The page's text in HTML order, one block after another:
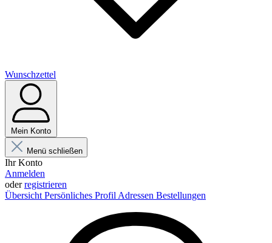
Wunschzettel
Mein Konto
Menü schließen
Ihr Konto
Anmelden
oderregistrieren
Übersicht Persönliches Profil Adressen Bestellungen